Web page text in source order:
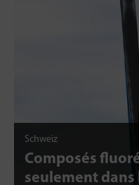
Schweiz
Composés
seulement dans